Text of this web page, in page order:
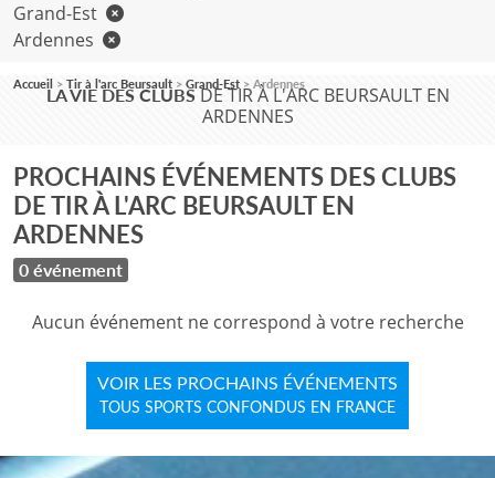
LA VIE DES CLUBSDE TIR À L'ARC BEURSAULT EN
ARDENNES
PROCHAINS ÉVÉNEMENTS DES CLUBS
DE TIR À L'ARC BEURSAULT EN
ARDENNES
0 événement
Aucun événement ne correspond à votre recherche
VOIR LES PROCHAINS ÉVÉNEMENTS
TOUS SPORTS CONFONDUS EN FRANCE
Grand-Est
Ardennes
Accueil Tir à l'arc Beursault Grand-Est Ardennes